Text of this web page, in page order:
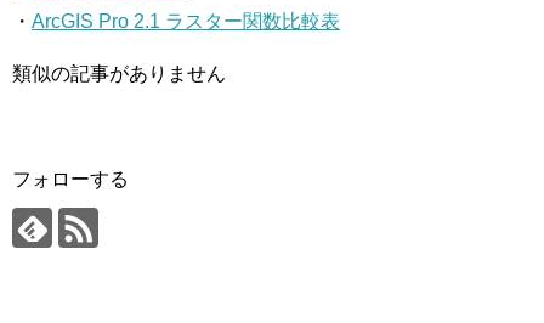
・ ArcGIS Pro 2.1 ラスター関数比較表
類似の記事がありません
フォローする